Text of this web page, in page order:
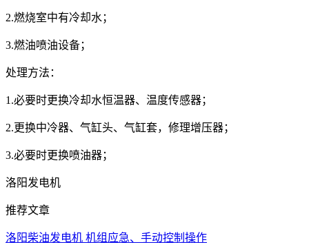
2.燃烧室中有冷却水；
3.燃油喷油设备；
处理方法：
1.必要时更换冷却水恒温器、温度传感器；
2.更换中冷器、气缸头、气缸套，修理增压器；
3.必要时更换喷油器；
洛阳发电机
推荐文章
洛阳柴油发电机 机组应急、手动控制操作